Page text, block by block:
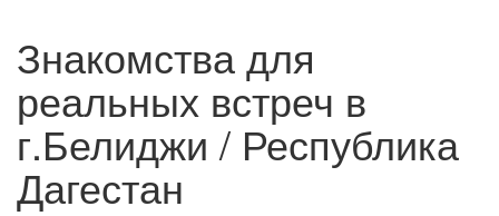
Знакомства для
реальных встреч в
г.Белиджи / Республика
Дагестан